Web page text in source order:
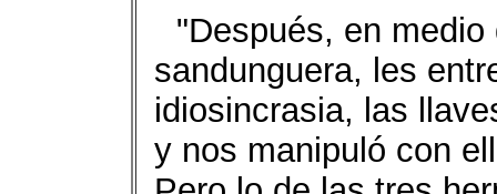
"Después, en
sandunguera, les
idiosincrasia, las
y nos manipuló con